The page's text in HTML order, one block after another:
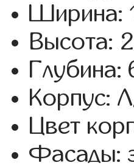
Ширина:
Высота:
Глубина:
Корпус:
Цвет
Фасады: